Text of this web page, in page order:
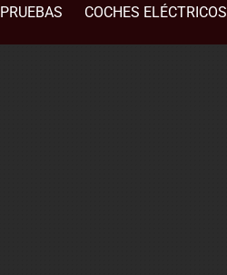
PRUEBAS COCHES ELÉCTRICOS